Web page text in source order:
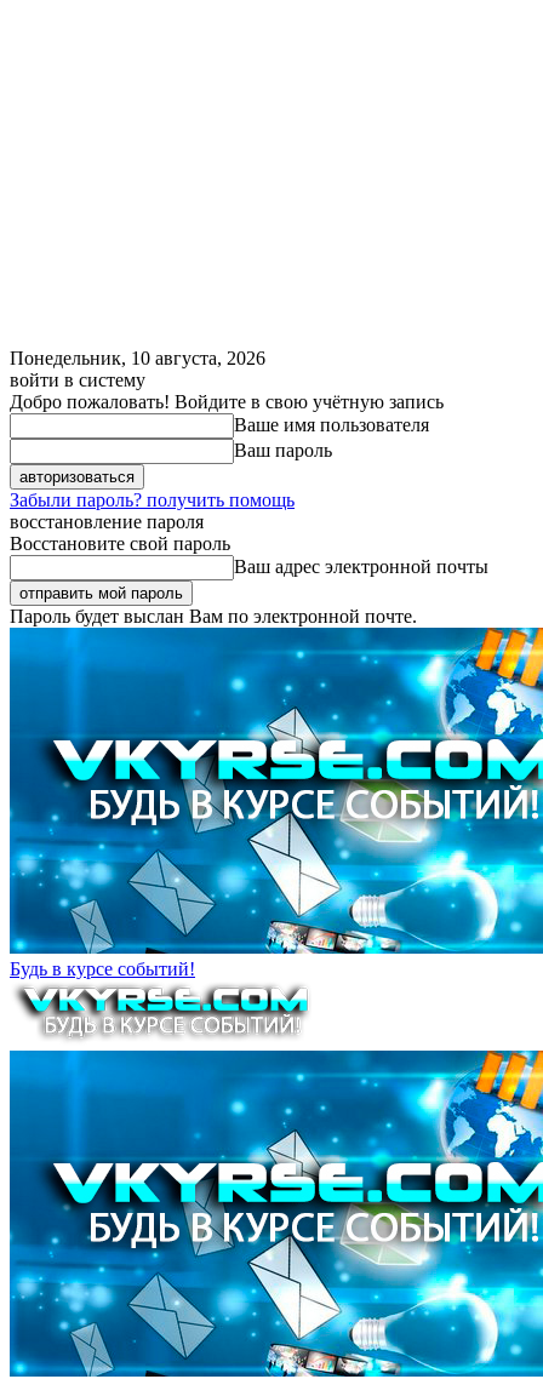
Понедельник, 10 августа, 2026
войти в систему
Добро пожаловать! Войдите в свою учётную запись
Ваше имя пользователя
Ваш пароль
Забыли пароль? получить помощь
восстановление пароля
Восстановите свой пароль
Ваш адрес электронной почты
Пароль будет выслан Вам по электронной почте.
Будь в курсе событий!